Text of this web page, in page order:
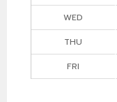
WED
THU
FRI